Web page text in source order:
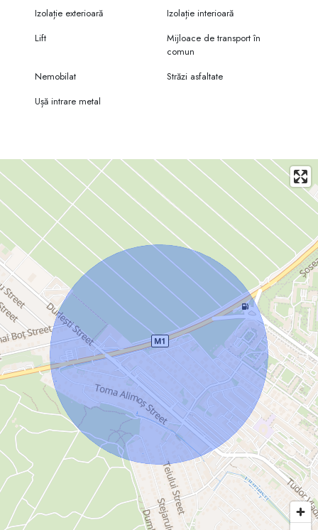
Izolație exterioară
Izolație interioară
Lift
Mijloace de transport în
comun
Nemobilat
Străzi asfaltate
Ușă intrare metal